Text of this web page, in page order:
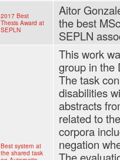
2017 Best
Thesis Award at
SEPLN
Aitor
the best
SEPLN
Best system at
the shared task
This work
group in the
The task
disabilities
abstracts
related to
corpora
negation